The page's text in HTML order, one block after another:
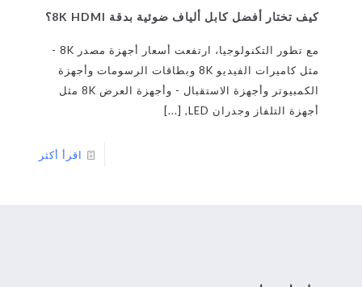
كيف تختار أفضل كابل ألياف ضوئية بدقة 8K HDMI؟
مع تطور التكنولوجيا، ارتفعت أسعار أجهزة مصدر 8K -
مثل كاميرات الفيديو 8K وبطاقات الرسومات وأجهزة
الكمبيوتر وأجهزة الاستقبال - وأجهزة العرض 8K مثل
أجهزة التلفاز وجدران LED,
[...]
اقرأ أكثر